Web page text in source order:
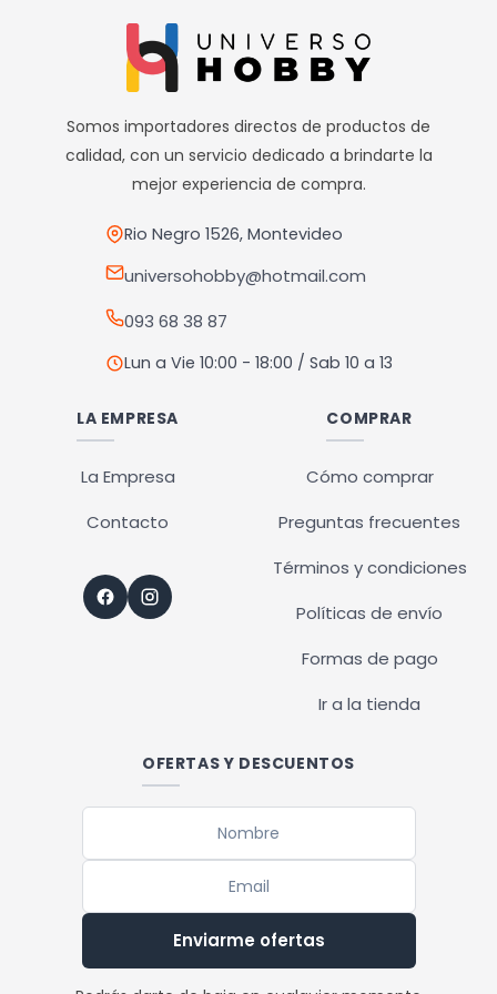
múltiples
variantes.
Las
opciones
se
pueden
en
la
de
producto
Somos importadores directos de productos de
calidad, con un servicio dedicado a brindarte la
mejor experiencia de compra.
Rio Negro 1526, Montevideo
universohobby@hotmail.com
093 68 38 87
Lun a Vie 10:00 - 18:00 / Sab 10 a 13
LA EMPRESA
La Empresa
Contacto
COMPRAR
Cómo comprar
Preguntas frecuentes
Términos y condiciones
Políticas de envío
Formas de pago
Ir a la tienda
OFERTAS Y DESCUENTOS
Enviarme ofertas